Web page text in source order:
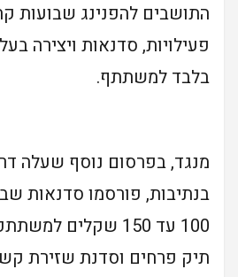
התושבים להפנינג שבועות
בלבד למשתתף.
מנגד, בפרסום נוסף שעלה
בנתיבות, פורסמו סדנאות
100 עד 150 שקלים
תיק פרחים וסדנת שזירת